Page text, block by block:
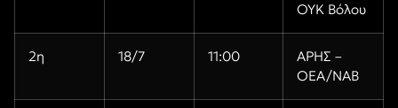
ΟΥΚ Βόλου
2η 18/7 11:00
ΑΡΗΣ –
ΟΕΑ/ΝΑΒ